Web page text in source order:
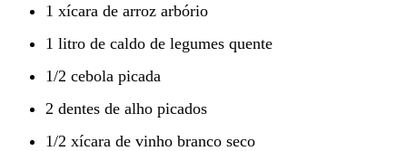
1 xícara de arroz arbório
1 litro de caldo de legumes quente
1/2 cebola picada
2 dentes de alho picados
1/2 xícara de vinho branco seco